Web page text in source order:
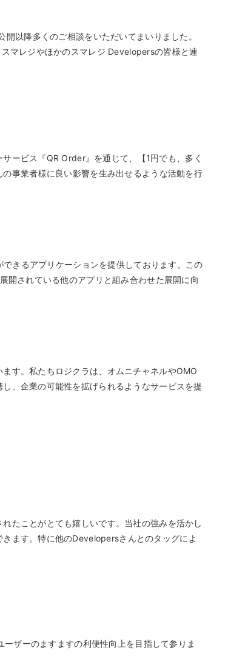
以降多くのご相談をいただいてまいりました。
マレジやほかのスマレジ Developersの皆様と連
ービス『QR Order』を通じて、【1円でも、多く
事業者様に良い影響を生み出せるような活動を行
きるアプリケーションを提供しております。この
開されている他のアプリと組み合わせた展開に向
す。私たちロジクラは、オムニチャネルやOMO
、企業の可能性を拡げられるようなサービスを提
たことがとても嬉しいです。当社の強みを活かし
ます。特に他のDevelopersさんとのタッグによ
ザーのますますの利便性向上を目指して参りま